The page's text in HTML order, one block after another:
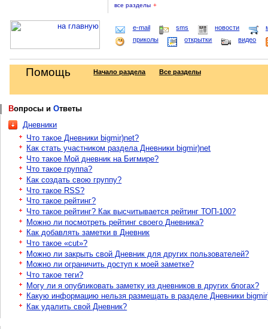
все разделы +
e-mail sms новости
приколы
открытки видео
Помощь Начало раздела Все разделы
Вопросы иОтветы
Дневники
Что такое Дневники bigmir)net?
Как стать участником раздела Дневники bigmir)net
Что такое Мой дневник на Бигмире?
Что такое группа?
Как создать свою группу?
Что такое RSS?
Что такое рейтинг?
Что такое рейтинг? Как высчитывается рейтинг ТОП-100?
Можно ли посмотреть рейтинг своего Дневника?
Как добавлять заметки в Дневник
Что такое «cut»?
Можно ли закрыть свой Дневник для других пользователей?
Можно ли ограничить доступ к моей заметке?
Что такое теги?
Могу ли я опубликовать заметку из дневников в других блогах?
Какую информацию нельзя размещать в разделе Дневники
Как удалить свой Дневник?